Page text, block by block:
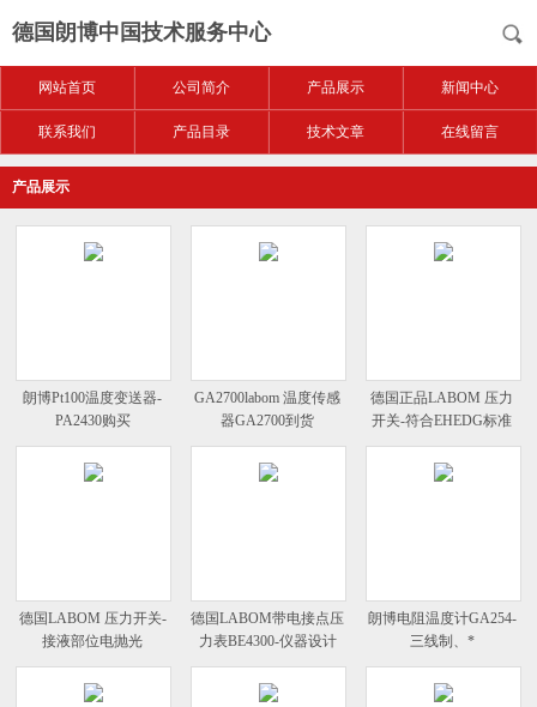
德国朗博中国技术服务中心
网站首页 公司简介 产品展示 新闻中心
联系我们 产品目录 技术文章 在线留言
产品展示
朗博Pt100温度变送器-
PA2430购买
GA2700labom 温度传感
器GA2700到货
德国正品LABOM 压力
开关-符合EHEDG标准
德国LABOM 压力开关-
接液部位电抛光
德国LABOM带电接点压
力表BE4300-仪器设计
朗博电阻温度计GA254-
三线制、*